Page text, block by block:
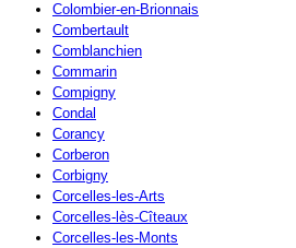
Colombier-en-Brionnais
Combertault
Comblanchien
Commarin
Compigny
Condal
Corancy
Corberon
Corbigny
Corcelles-les-Arts
Corcelles-lès-Cîteaux
Corcelles-les-Monts